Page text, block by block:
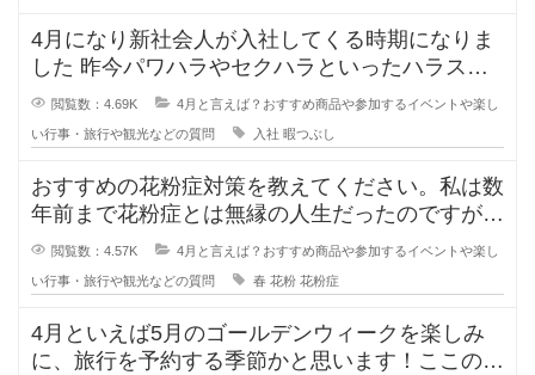
4月になり新社会人が入社してくる時期になりま
した 昨今パワハラやセクハラといったハラスメ
ントが問題になり、昔より新
閲覧数：4.69K 4月と言えば？おすすめ商品や参加するイベントや楽し
い行事・旅行や観光などの質問 入社 暇つぶし
おすすめの花粉症対策を教えてください。私は数
年前まで花粉症とは無縁の人生だったのですが、
ここ1、2年で急激に症状が出てき
閲覧数：4.57K 4月と言えば？おすすめ商品や参加するイベントや楽し
い行事・旅行や観光などの質問 春 花粉 花粉症
4月といえば5月のゴールデンウィークを楽しみ
に、旅行を予約する季節かと思います！ここのと